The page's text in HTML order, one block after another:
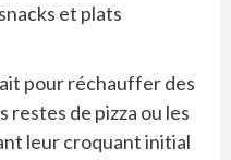
et plats
pour réchauffer des
restes de pizza ou les
leur croquant initial